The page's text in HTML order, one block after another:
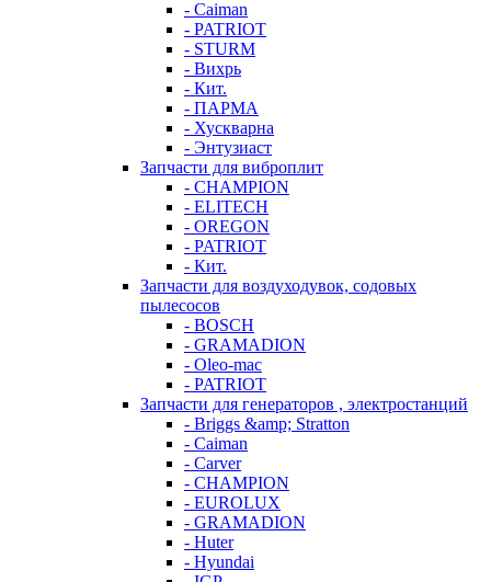
- Caiman
- PATRIOT
- STURM
- Вихрь
- Кит.
- ПАРМА
- Хускварна
- Энтузиаст
Запчасти для виброплит
- CHAMPION
- ELITECH
- OREGON
- PATRIOT
- Кит.
Запчасти для воздуходувок, содовых
пылесосов
- BOSCH
- GRAMADION
- Oleo-mac
- PATRIOT
Запчасти для генераторов , электростанций
- Briggs &amp; Stratton
- Caiman
- Carver
- CHAMPION
- EUROLUX
- GRAMADION
- Huter
- Hyundai